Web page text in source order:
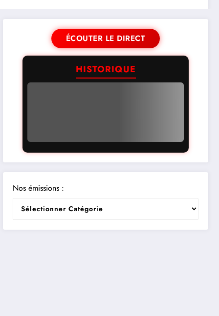
ÉCOUTER LE DIRECT
HISTORIQUE
Nos émissions :